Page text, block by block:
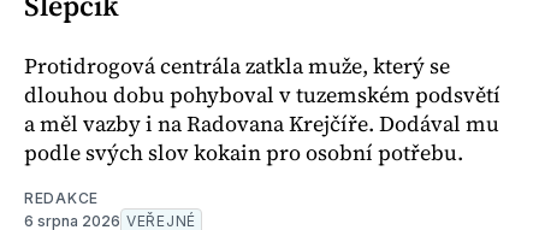
Protidrogová centrála zatkla muže, který se
dlouhou dobu pohyboval v tuzemském podsvětí
a měl vazby i na Radovana Krejčíře. Dodával mu
podle svých slov kokain pro osobní potřebu.
REDAKCE
6 srpna 2026 VEŘEJNÉ